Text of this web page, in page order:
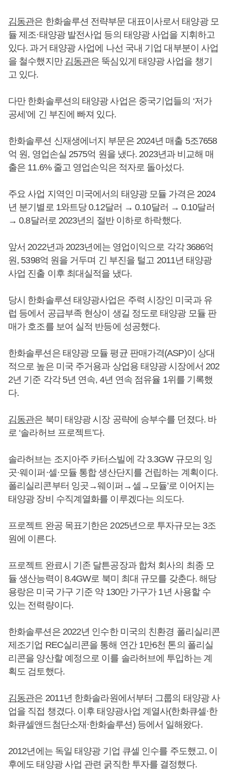
김동관은 한화솔루션 전략부문 대표이사로서 태양광 모
듈 제조·태양광 발전사업 등의 태양광 사업을 지휘하고
있다. 과거 태양광 사업에 나선 국내 기업 대부분이 사업
을 철수했지만 김동관은 뚝심있게 태양광 사업을 챙기
고 있다.
다만 한화솔루션의 태양광 사업은 중국기업들의 ‘저가
공세’에 긴 부진에 빠져 있다.
한화솔루션 신재생에너지 부문은 2024년 매출 5조7658
억 원, 영업손실 2575억 원을 냈다. 2023년과 비교해 매
출은 11.6% 줄고 영업손익은 적자로 돌아섰다.
주요 사업 지역인 미국에서의 태양광 모듈 가격은 2024
년 분기별로 1와트당 0.12달러 → 0.10달러 → 0.10달러
→ 0.8달러로 2023년의 절반 이하로 하락했다.
앞서 2022년과 2023년에는 영업이익으로 각각 3686억
원, 5398억 원을 거두며 긴 부진을 털고 2011년 태양광
사업 진출 이후 최대실적을 냈다.
당시 한화솔루션 태양광사업은 주력 시장인 미국과 유
럽 등에서 공급부족 현상이 생길 정도로 태양광 모듈 판
매가 호조를 보여 실적 반등에 성공했다.
한화솔루션은 태양광 모듈 평균 판매가격(ASP)이 상대
적으로 높은 미국 주거용과 상업용 태양광 시장에서 202
2년 기준 각각 5년 연속, 4년 연속 점유율 1위를 기록했
다.
김동관은 북미 태양광 시장 공략에 승부수를 던졌다. 바
로 ‘솔라허브 프로젝트’다.
솔라허브는 조지아주 카터스빌에 각 3.3GW 규모의 잉
곳·웨이퍼·셀·모듈 통합 생산단지를 건립하는 계획이다.
폴리실리콘부터 잉곳→웨이퍼→셀→모듈’로 이어지는
태양광 장비 수직계열화를 이루겠다는 의도다.
프로젝트 완공 목표기한은 2025년으로 투자규모는 3조
원에 이른다.
프로젝트 완료시 기존 달튼공장과 합쳐 회사의 최종 모
듈 생산능력이 8.4GW로 북미 최대 규모를 갖춘다. 해당
용랑은 미국 가구 기준 약 130만 가구가 1년 사용할 수
있는 전력량이다.
한화솔루션은 2022년 인수한 미국의 친환경 폴리실리콘
제조기업 REC실리콘을 통해 연간 1만6천 톤의 폴리실
리콘을 양산할 예정으로 이를 솔라허브에 투입하는 계
획도 검토했다.
김동관은 2011년 한화솔라원에서부터 그룹의 태양광 사
업을 직접 챙겼다. 이후 태양광사업 계열사(한화큐셀·한
화큐셀앤드첨단소재·한화솔루션) 등에서 일해왔다.
2012년에는 독일 태양광 기업 큐셀 인수를 주도했고, 이
후에도 태양광 사업 관련 굵직한 투자를 결정했다.